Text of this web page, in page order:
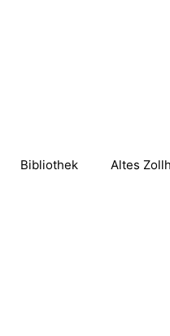
Bibliothek Altes